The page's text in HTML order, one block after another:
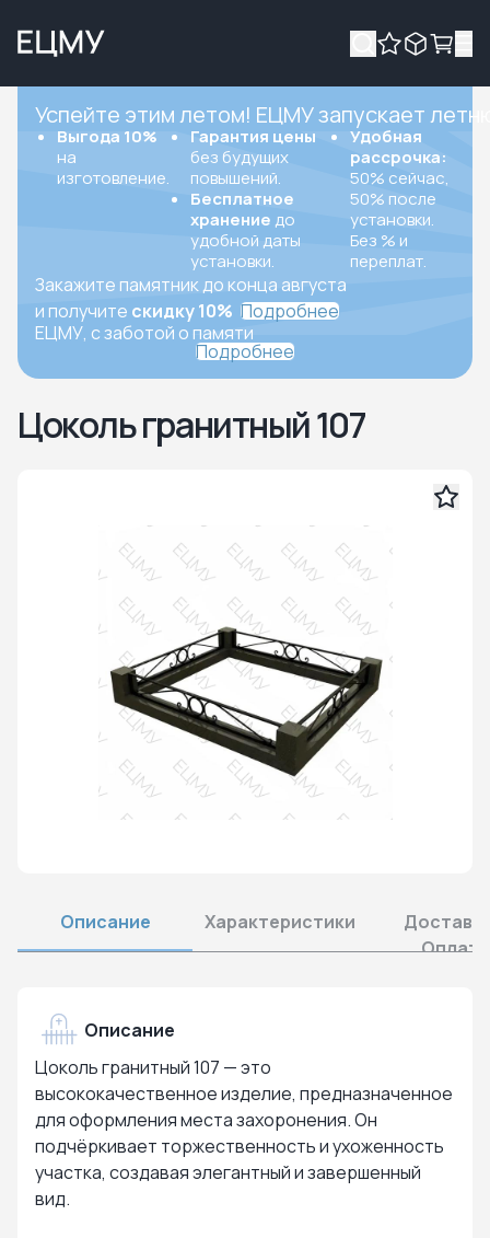
Успейте этим летом! ЕЦМУ запускает
Выгода 10%
на
изготовление.
Гарантия цены
без будущих
повышений.
Бесплатное
хранение до
удобной даты
установки.
Удобная
рассрочка:
50% сейчас,
50% после
установки.
Без % и
переплат.
Закажите памятник до конца августа
и получите скидку 10% Подробнее
ЕЦМУ, с заботой о памяти
Подробнее
Цоколь гранитный 107
Описание Характеристики
Оплата
Описание
Цоколь гранитный 107 — это
высококачественное изделие, предназначенное
для оформления места захоронения. Он
подчёркивает торжественность и ухоженность
участка, создавая элегантный и завершенный
вид.